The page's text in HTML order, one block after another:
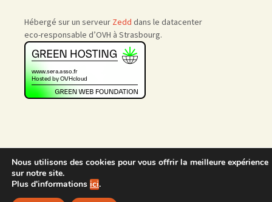
Hébergé sur un serveur Zedd dans le datacenter
eco-responsable d’OVH à Strasbourg.
Accueil | Nous rejoindre
Admin
Nous utilisons des cookies pour vous offrir la meilleure expérience
sur notre site.
Plus d'informations ici.